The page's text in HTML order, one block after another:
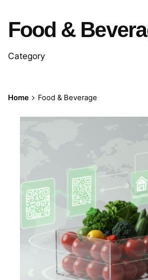
Food &
Category
Home Food & Beverage